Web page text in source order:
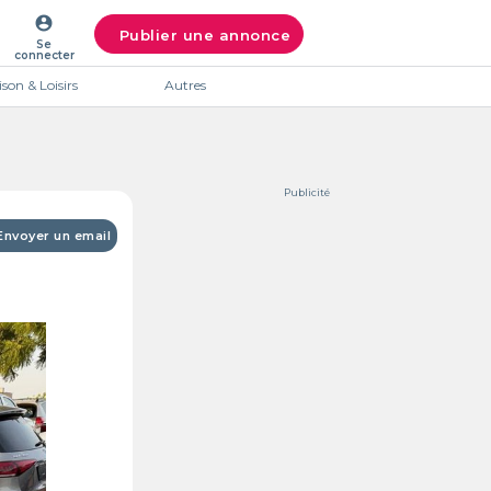
account_circle
Se
connecter
Publier une annonce
& Loisirs Autres
un email
Publicité